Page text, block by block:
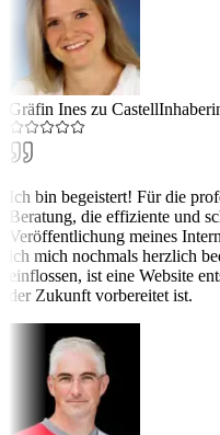
Gräfin Ines zu Castell
Ich bin begeistert! Für die
Beratung, die effiziente und
Veröffentlichung meines
ich mich nochmals herzlich
einflossen, ist eine Website
der Zukunft vorbereitet ist.